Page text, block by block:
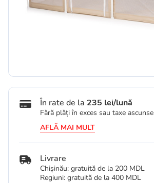
În rate de la 235 lei/lună
Fără plăți în exces sau taxe ascunse
AFLĂ MAI MULT
Livrare
Chișinău: gratuită de la 200 MDL
Regiuni: gratuită de la 400 MDL